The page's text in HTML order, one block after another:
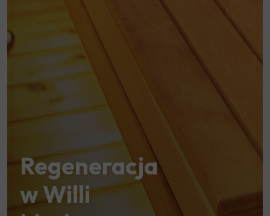
Regeneracja
w Willi